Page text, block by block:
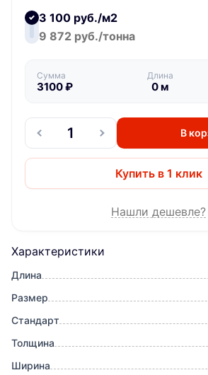
Характеристики
Длина
Размер
Стандарт
Толщина
Ширина
3 100 руб./м2
9 872 руб./тонна
Сумма
3100₽
Длина
0м
В
Купить в 1 клик
Нашли дешевле?